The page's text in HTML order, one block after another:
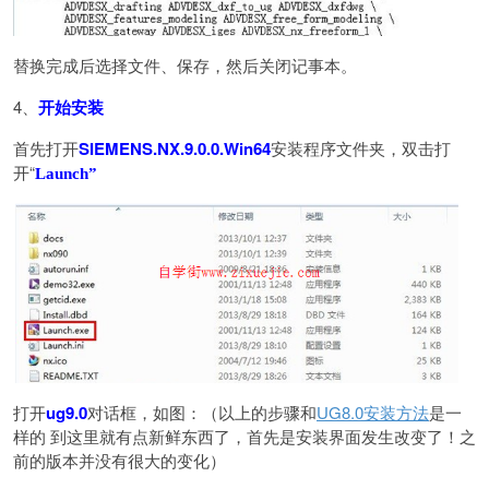
替换完成后选择文件、保存，然后关闭记事本。
4、 开始安装
首先打开SIEMENS.NX.9.0.0.Win64安装程序文件夹，双击打
开“Launch”
打开ug9.0对话框，如图：（以上的步骤和UG8.0安装方法是一
样的 到这里就有点新鲜东西了，首先是安装界面发生改变了！之
前的版本并没有很大的变化）